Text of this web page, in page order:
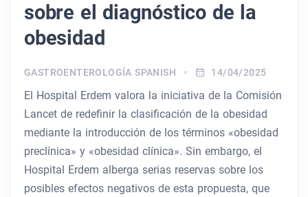
sobre el diagnóstico de la
obesidad
GASTROENTEROLOGÍA SPANISH 14/04/2025
El Hospital Erdem valora la iniciativa de la Comisión
Lancet de redefinir la clasificación de la obesidad
mediante la introducción de los términos «obesidad
preclínica» y «obesidad clínica». Sin embargo, el
Hospital Erdem alberga serias reservas sobre los
posibles efectos negativos de esta propuesta, que